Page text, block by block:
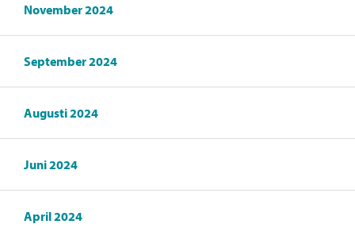
November 2024
September 2024
Augusti 2024
Juni 2024
April 2024